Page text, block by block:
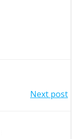
Next post